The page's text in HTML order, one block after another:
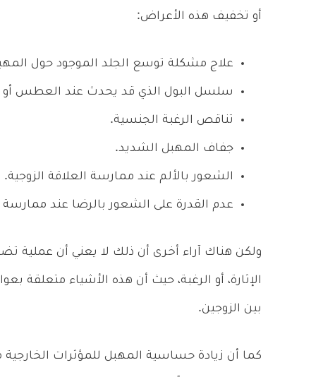
أو تخفيف هذه الأعراض:
علاج مشكلة توسع الجلد الموجود حول
سلسل البول الذي قد يحدث عند العطس أو
تناقص الرغبة الجنسية.
جفاف المهبل الشديد.
الشعور بالألم عند ممارسة العلاقة الزوجية.
عدم القدرة على الشعور بالرضا عند ممارسة
ولكن هناك آراء أخرى أن ذلك لا يعني أن عملية
الإثارة، أو الرغبة، حيث أن هذه الأشياء متعلقة
بين الزوجين.
كما أن زيادة حساسية المهبل للمؤثرات